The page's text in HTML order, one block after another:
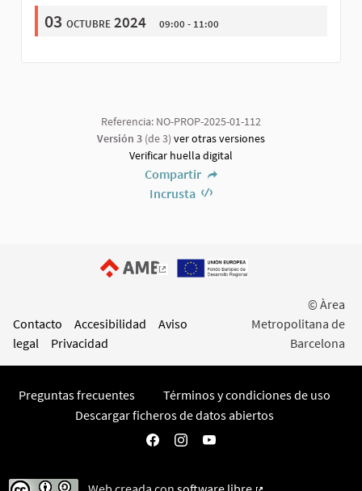
03 octubre 2024 09:00 - 11:00
Referencia: NO-PROP-2025-01-112
Versión 3 (de 3) ver otras versiones
Verificar huella digital
Compartir
Incrusta
(Enlace externo)
Contacto Accesibilidad
Aviso
legal
Privacidad
© Àrea
Metropolitana de
Barcelona
Preguntas frecuentes
Términos y condiciones de uso
Descargar ficheros de datos abiertos
Participa AMB en Facebook
Participa AMB en Instagram
Participa AMB en YouTube